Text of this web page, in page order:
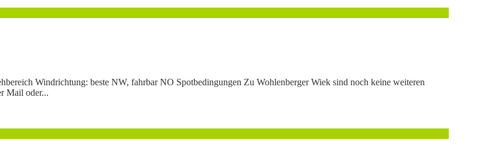
Windrichtung: beste NW, fahrbar NO Spotbedingungen Zu Wohlenberger Wiek sind noch keine weiteren
Mail oder...